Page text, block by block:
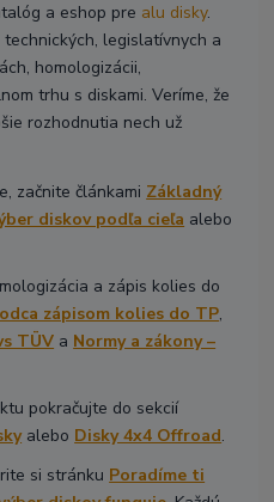
a eshop pre alu disky.
legislatívnych a
homologizácii,
trhu s diskami. Veríme, že
rozhodnutia nech už
začnite článkami Základný
diskov podľa cieľa alebo
a zápis kolies do
zápisom kolies do TP,
TÜV a Normy a zákony –
pokračujte do sekcií
alebo Disky 4x4 Offroad.
si stránku Poradíme ti